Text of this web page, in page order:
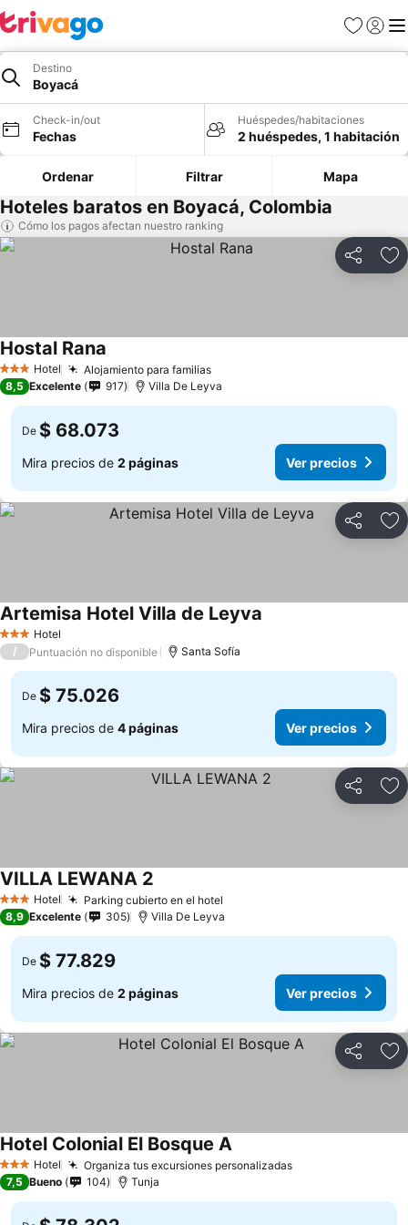
Favoritos
Iniciar
Destino
Boyacá
Check-in/out
Fechas
Huéspedes/habitaciones
2 huéspedes, 1 habitación
Ordenar Filtrar Mapa
Hoteles baratos en Boyacá, Colombia
Cómo los pagos afectan nuestro ranking
Compartir
3 Estrellas
Hotel Alojamiento para familiasVer precios
Hostal Rana
8,5 Excelente 917 Villa De Leyva
De $ 68.073
Mira precios de 2 páginas Ver precios
Compartir
3 Estrellas
Hotel
Artemisa Hotel Villa de Leyva
/ Puntuación no disponible Santa Sofía
De $ 75.026
Mira precios de 4 páginas Ver precios
Compartir
3 Estrellas
Hotel Parking cubierto en el hotel
VILLA LEWANA 2
8,9 Excelente 305 Villa De Leyva
De $ 77.829
Mira precios de 2 páginas Ver precios
Compartir
3 Estrellas
Hotel Organiza tus excursiones personalizadasVer precios
Hotel Colonial El Bosque AVer precios
7,5 Bueno 104 Tunja